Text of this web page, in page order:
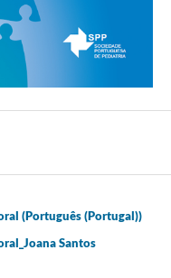
(Português (Portugal))
Santos